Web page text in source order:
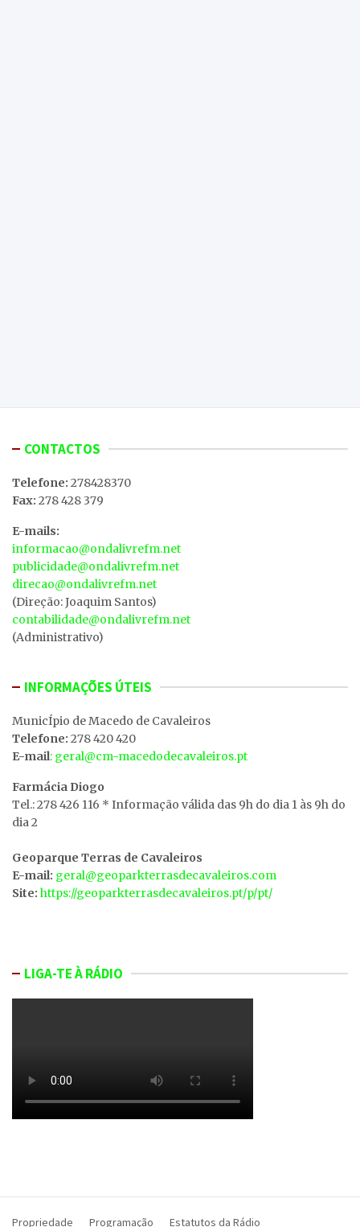
CONTACTOS
Telefone: 278428370
Fax: 278 428 379
E-mails:
informacao@ondalivrefm.net
publicidade@ondalivrefm.net
direcao@ondalivrefm.net
(Direção: Joaquim Santos)
contabilidade@ondalivrefm.net
(Administrativo)
INFORMAÇÕES ÚTEIS
MunicÍpio de Macedo de Cavaleiros
Telefone: 278 420 420
E-mail: geral@cm-macedodecavaleiros.pt
Farmácia Diogo
Tel.: 278 426 116 * Informação válida das 9h do dia 1 às 9h do
dia 2
Geoparque Terras de Cavaleiros
E-mail: geral@geoparkterrasdecavaleiros.com
Site: https://geoparkterrasdecavaleiros.pt/p/pt/
LIGA-TE À RÁDIO
Propriedade Programação Estatutos da Rádio